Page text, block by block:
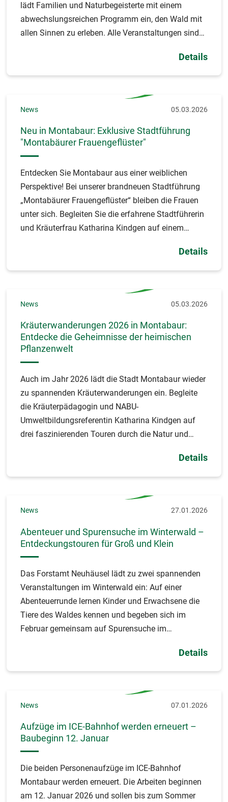
lädt Familien und Naturbegeisterte mit einem
abwechslungsreichen Programm ein, den Wald mit
allen Sinnen zu erleben. Alle Veranstaltungen sind
Details
News 05.03.2026
Neu in Montabaur: Exklusive Stadtführung
"Montabäurer Frauengeflüster"
Entdecken Sie Montabaur aus einer weiblichen
Perspektive! Bei unserer brandneuen Stadtführung
„Montabäurer Frauengeflüster“ bleiben die Frauen
unter sich. Begleiten Sie die erfahrene Stadtführerin
und Kräuterfrau Katharina Kindgen auf einem
Details
News 05.03.2026
Kräuterwanderungen 2026 in Montabaur:
Entdecke die Geheimnisse der heimischen
Pflanzenwelt
Auch im Jahr 2026 lädt die Stadt Montabaur wieder
zu spannenden Kräuterwanderungen ein. Begleite
die Kräuterpädagogin und NABU-
Umweltbildungsreferentin Katharina Kindgen auf
drei faszinierenden Touren durch die Natur und
Hexenpflanzen die verborgenen Schätze unserer
Region.
Details
News 27.01.2026
Abenteuer und Spurensuche im Winterwald –
Entdeckungstouren für Groß und Klein
Das Forstamt Neuhäusel lädt zu zwei spannenden
Veranstaltungen im Winterwald ein: Auf einer
Abenteuerrunde lernen Kinder und Erwachsene die
Tiere des Waldes kennen und begeben sich im
Februar gemeinsam auf Spurensuche im
Details
News 07.01.2026
Aufzüge im ICE-Bahnhof werden erneuert –
Baubeginn 12. Januar
Die beiden Personenaufzüge im ICE-Bahnhof
Montabaur werden erneuert. Die Arbeiten beginnen
am 12. Januar 2026 und sollen bis zum Sommer